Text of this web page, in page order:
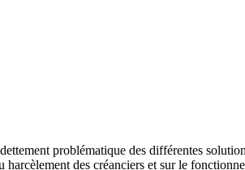
problématique des différentes
des créanciers et sur le